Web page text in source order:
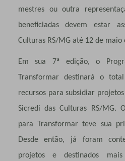
mestres ou outra
beneficiadas devem estar
Culturas RS/MG até 12 de maio
Em sua 7ª edição, o
Transformar destinará o
recursos para subsidiar
Sicredi das Culturas RS/MG.
para Transformar teve sua
Desde então, já foram
projetos e destinados